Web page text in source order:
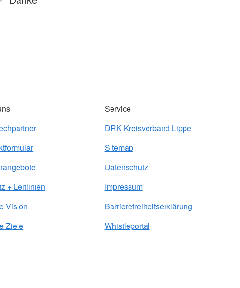
+ Leitlinien
Vision
Ziele
Service
DRK-Kreisverband Lippe
Sitemap
Datenschutz
Impressum
Barrierefreiheitserklärung
Whistleportal